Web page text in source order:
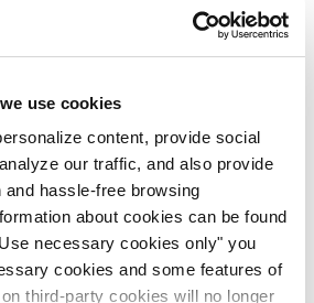
use cookies
content, provide social
our traffic, and also provide
hassle-free browsing
about cookies can be found
necessary cookies only" you
cookies and some features of
third-party cookies will no longer
(ΕΤΠΑ) με τίτλο «ΑΞΟΝΑΣ Β:
Δομών &
3 η Προκήρυξη Δράσης «Επιστήμη
3: «Κόμβοι Έρευνας &
ή άλλων έργων του